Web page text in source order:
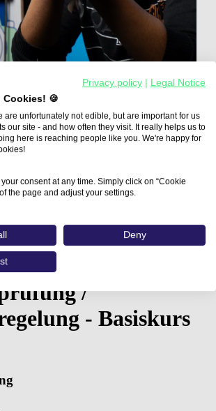
- Digital und…
- Gestaltung und
auf
/
- Basiskurs
Privacy policy
Legal Notice
Cookies! 🍪
are unfortunately not edible, but are important for us
our site - and how often they visit. It really helps us to
here is reaching people like you. We're happy for
consent at any time. Simply click on “Cookie
the page and adjust your settings.
Deny